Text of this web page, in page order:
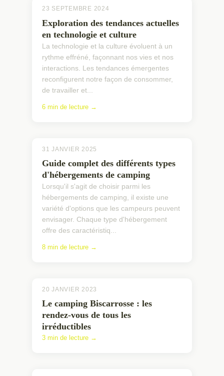
23 SEPTEMBRE 2024
Exploration des tendances actuelles
en technologie et culture
La technologie et la culture évoluent à un
rythme effréné, façonnant nos vies et nos
interactions. Les tendances émergentes
reconfigurent notre façon de consommer,
de travailler et...
6 min de lecture →
31 JANVIER 2025
Guide complet des différents types
d'hébergements de camping
Lorsqu'il s'agit de choisir parmi les
hébergements de camping, il existe une
variété d'options que les campeurs peuvent
envisager. Chaque type d'hébergement
offre des caractéristiq...
8 min de lecture →
20 JANVIER 2023
Le camping Biscarrosse : les
rendez-vous de tous les
irréductibles
3 min de lecture →